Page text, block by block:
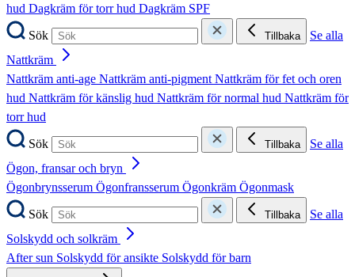
hud Dagkräm för torr hud Dagkräm SPF
Sök
Tillbaka
Se alla
Nattkräm
Nattkräm anti-age Nattkräm anti-pigmentNattkräm för fet och oren
hud Nattkräm för känslig hud Nattkräm för normal hud Nattkräm för
torr hud
Sök
Tillbaka
Se alla
Ögon, fransar och bryn
Ögonbrynsserum Ögonfransserum Ögonkräm Ögonmask
Sök
Tillbaka
Se alla
Solskydd och solkräm
After sun Solskydd för ansikte Solskydd för barn